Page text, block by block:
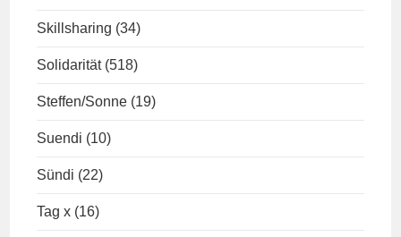
Skillsharing (34)
Solidarität (518)
Steffen/Sonne (19)
Suendi (10)
Sündi (22)
Tag x (16)